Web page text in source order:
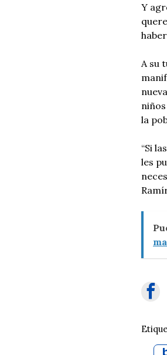
Y
A su
la
“Si
les